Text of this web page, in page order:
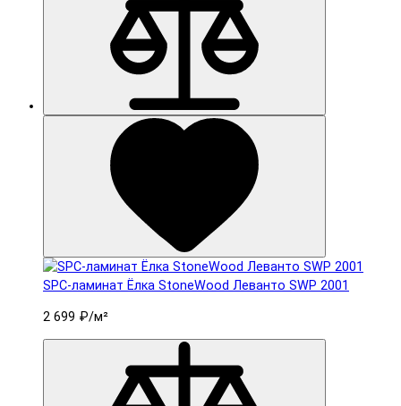
SPC-ламинат Ëлка StoneWood Леванто SWP 2001
2 699 ₽/м²